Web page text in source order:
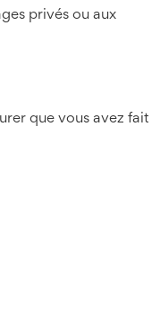
privés ou aux
que vous avez fait